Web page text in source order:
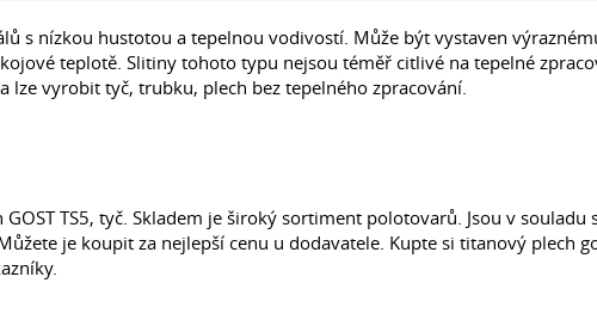
s nízkou hustotou a tepelnou vodivostí. Může být vystaven
teplotě. Slitiny tohoto typu nejsou téměř citlivé na tepelné
vyrobit tyč, trubku, plech bez tepelného zpracování.
TS5, tyč. Skladem je široký sortiment polotovarů. Jsou v souladu
je koupit za nejlepší cenu u dodavatele. Kupte si titanový plech